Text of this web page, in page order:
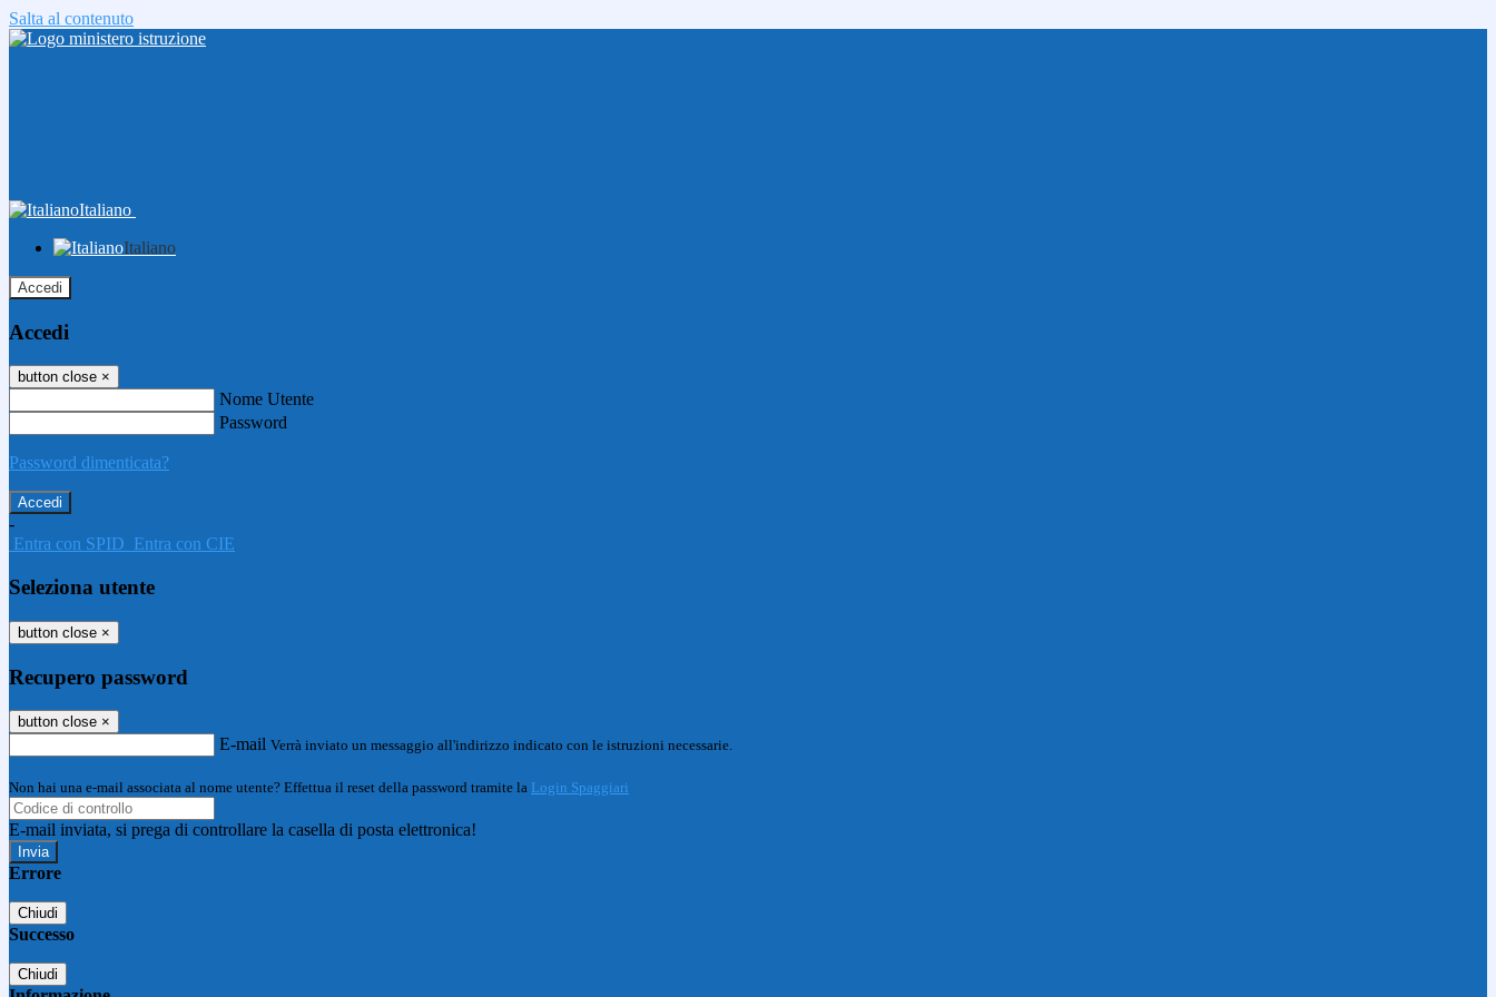
Salta al contenuto
Italiano
Italiano
Accedi
Accedi
button close ×
Nome Utente
Password
Password dimenticata?
-
Entra con SPID Entra con CIE
Seleziona utente
button close ×
Recupero password
button close ×
E-mail Verrà inviato un messaggio all'indirizzo indicato con le istruzioni necessarie.
Non hai una e-mail associata al nome utente? Effettua il reset della password tramite la Login Spaggiari
E-mail inviata, si prega di controllare la casella di posta elettronica!
Errore
Chiudi
Successo
Chiudi